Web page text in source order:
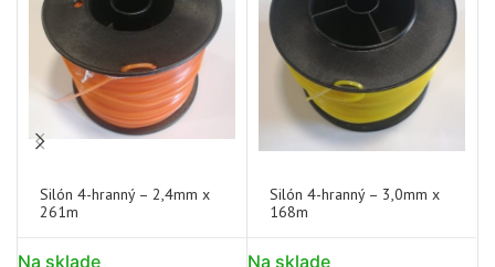
Silón 4-hranný – 2,4mm x
261m
Na sklade
Silón 4-hranný – 3,0mm x
168m
Na sklade